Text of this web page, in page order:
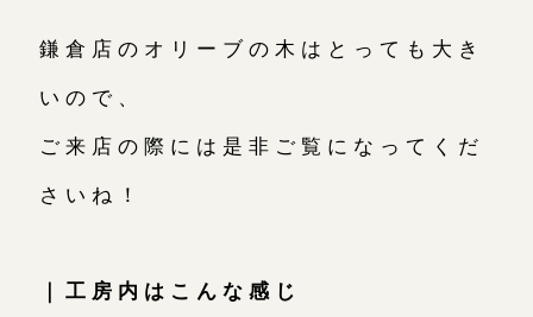
鎌倉店のオリーブの木はとっても大き
いので、
ご来店の際には是非ご覧になってくだ
さいね！
｜工房内はこんな感じ